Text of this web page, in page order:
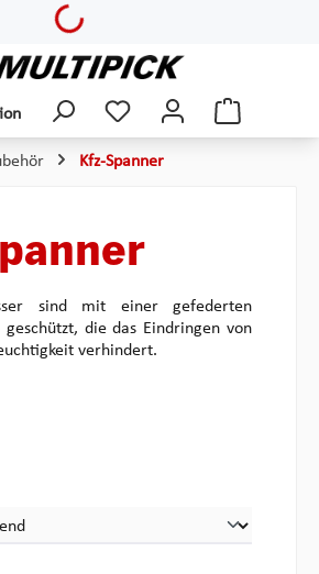
Loading...
Kfz-Spanner
sind mit einer gefederten
geschützt, die das Eindringen von
verhindert.